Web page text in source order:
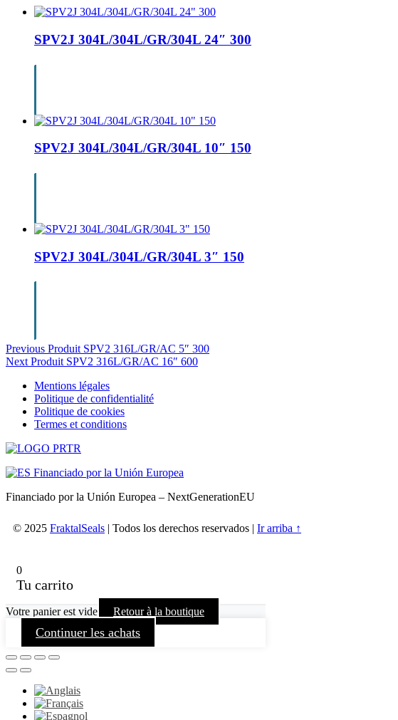
SPV2J 304L/304L/GR/304L 24″ 300
SPV2J 304L/304L/GR/304L 10″ 150
SPV2J 304L/304L/GR/304L 3″ 150
Navigation
de
l’article
Previous Produit SPV2 316L/GR/AC 5″ 300
Next Produit SPV2 316L/GR/AC 16″ 600
Mentions légales
Politique de confidentialité
Politique de cookies
Termes et conditions
Financiado por la Unión Europea – NextGenerationEU
© 2025 FraktalSeals | Todos los derechos reservados | Ir arriba ↑
0
Tu carrito
Votre panier est vide Retour à la boutique
Continuer les achats